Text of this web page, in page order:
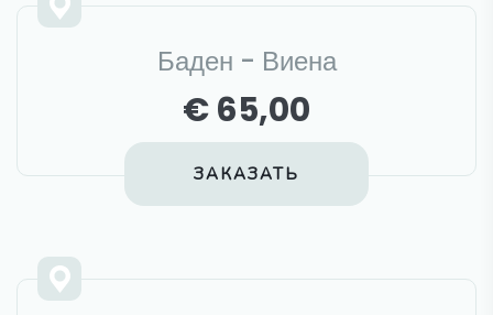
Баден - Виена
€ 65,00
ЗАКАЗАТЬ